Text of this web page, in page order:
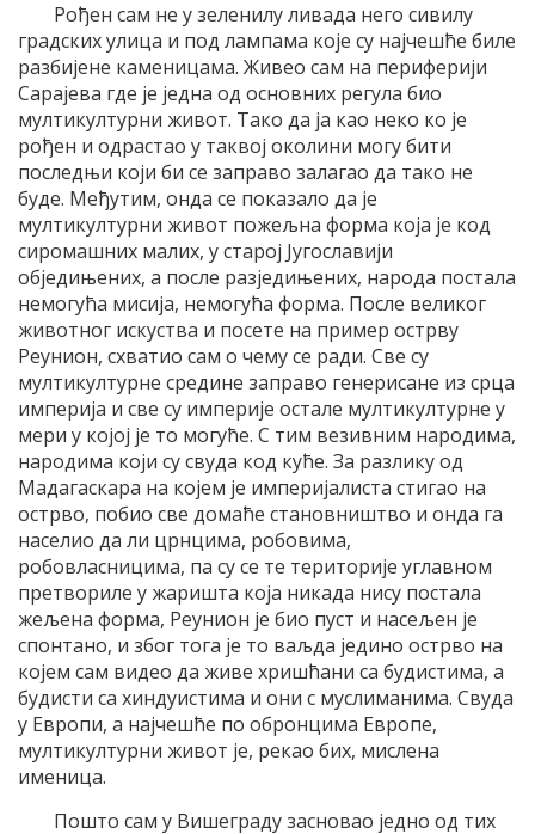
Рођен сам не у зеленилу ливада него сивилу
градских улица и под лампама које су најчешће биле
разбијене каменицама. Живео сам на периферији
Сарајева где је једна од основних регула био
мултикултурни живот. Тако да ја као неко ко је
рођен и одрастао у таквој околини могу бити
последњи који би се заправо залагао да тако не
буде. Међутим, онда се показало да је
мултикултурни живот пожељна форма која је код
сиромашних малих, у старој Југославији
обједињених, а после разједињених, народа постала
немогућа мисија, немогућа форма. После великог
животног искуства и посете на пример острву
Реунион, схватио сам о чему се ради. Све су
мултикултурне средине заправо генерисане из срца
империја и све су империје остале мултикултурне у
мери у којој је то могуће. С тим везивним народима,
народима који су свуда код куће. За разлику од
Мадагаскара на којем је империјалиста стигао на
острво, побио све домаће становништво и онда га
населио да ли црнцима, робовима,
робовласницима, па су се те територије углавном
претвориле у жаришта која никада нису постала
жељена форма, Реунион је био пуст и насељен је
спонтано, и због тога је то ваљда једино острво на
којем сам видео да живе хришћани са будистима, а
будисти са хиндуистима и они с муслиманима. Свуда
у Европи, а најчешће по обронцима Европе,
мултикултурни живот је, рекао бих, мислена
именица.
Пошто сам у Вишеграду засновао једно од тих